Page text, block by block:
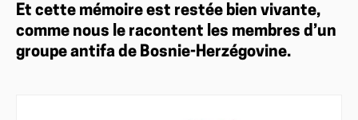
Et cette mémoire est restée bien vivante,
comme nous le racontent les membres d’un
groupe antifa de Bosnie-Herzégovine.